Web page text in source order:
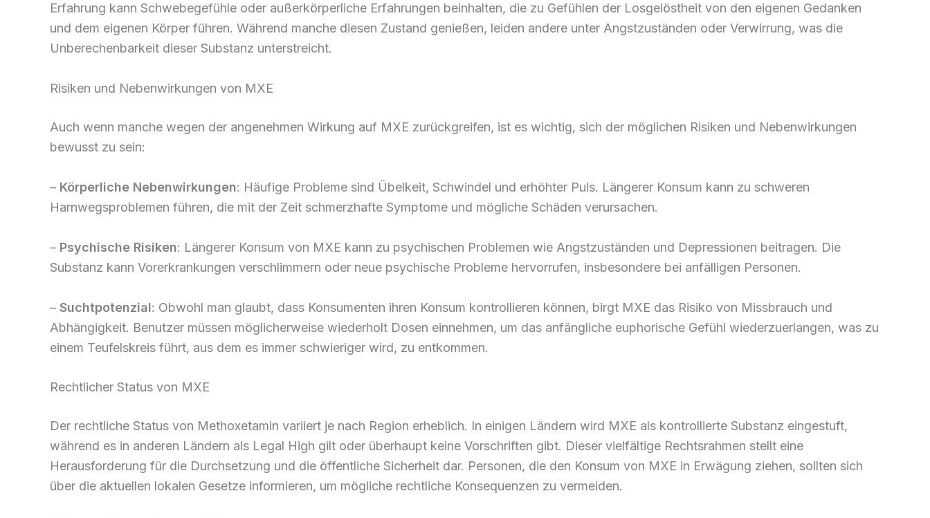
Erfahrung kann Schwebegefühle oder außerkörperliche Erfahrungen beinhalten, die zu Gefühlen der Losgelöstheit von den eigenen Gedanken
und dem eigenen Körper führen. Während manche diesen Zustand genießen, leiden andere unter Angstzuständen oder Verwirrung, was die
Unberechenbarkeit dieser Substanz unterstreicht.
Risiken und Nebenwirkungen von MXE
Auch wenn manche wegen der angenehmen Wirkung auf MXE zurückgreifen, ist es wichtig, sich der möglichen Risiken und Nebenwirkungen
bewusst zu sein:
– Körperliche Nebenwirkungen: Häufige Probleme sind Übelkeit, Schwindel und erhöhter Puls. Längerer Konsum kann zu schweren
Harnwegsproblemen führen, die mit der Zeit schmerzhafte Symptome und mögliche Schäden verursachen.
– Psychische Risiken: Längerer Konsum von MXE kann zu psychischen Problemen wie Angstzuständen und Depressionen beitragen. Die
Substanz kann Vorerkrankungen verschlimmern oder neue psychische Probleme hervorrufen, insbesondere bei anfälligen Personen.
– Suchtpotenzial: Obwohl man glaubt, dass Konsumenten ihren Konsum kontrollieren können, birgt MXE das Risiko von Missbrauch und
Abhängigkeit. Benutzer müssen möglicherweise wiederholt Dosen einnehmen, um das anfängliche euphorische Gefühl wiederzuerlangen, was zu
einem Teufelskreis führt, aus dem es immer schwieriger wird, zu entkommen.
Rechtlicher Status von MXE
Der rechtliche Status von Methoxetamin variiert je nach Region erheblich. In einigen Ländern wird MXE als kontrollierte Substanz eingestuft,
während es in anderen Ländern als Legal High gilt oder überhaupt keine Vorschriften gibt. Dieser vielfältige Rechtsrahmen stellt eine
Herausforderung für die Durchsetzung und die öffentliche Sicherheit dar. Personen, die den Konsum von MXE in Erwägung ziehen, sollten sich
über die aktuellen lokalen Gesetze informieren, um mögliche rechtliche Konsequenzen zu vermeiden.